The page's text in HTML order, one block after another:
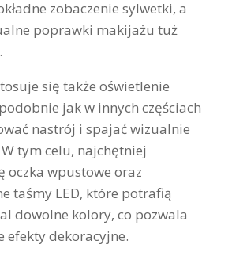
zobaczenie sylwetki, a
poprawki makijażu tuż
się także oświetlenie
jak w innych częściach
nastrój i spajać wizualnie
W tym celu, najchętniej
oczka wpustowe oraz
taśmy LED, które potrafią
dowolne kolory, co pozwala
efekty dekoracyjne.